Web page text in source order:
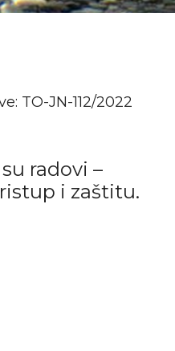
TO-JN-112/2022
radovi –
i zaštitu.